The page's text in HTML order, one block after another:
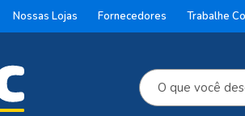
Nossas Lojas Fornecedores Trabalhe